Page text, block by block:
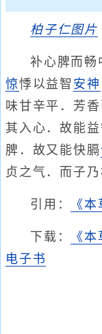
柏子仁图片
补心脾而畅
惊悸以益智 安神
味甘辛平．芳
其入心．故能
脾．故又能快膈
贞之气．而子
引用： 《
下载： 《
电子书